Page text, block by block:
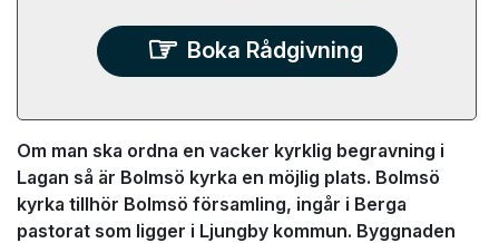
Boka Rådgivning
Om man ska ordna en vacker kyrklig begravning i
Lagan så är Bolmsö kyrka en möjlig plats. Bolmsö
kyrka tillhör Bolmsö församling, ingår i Berga
pastorat som ligger i Ljungby kommun. Byggnaden